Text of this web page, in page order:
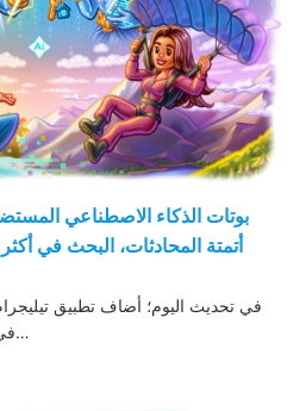
بوتات الذكاء الاصطناعي
في ذلك طرق تمكن المستخدمين…